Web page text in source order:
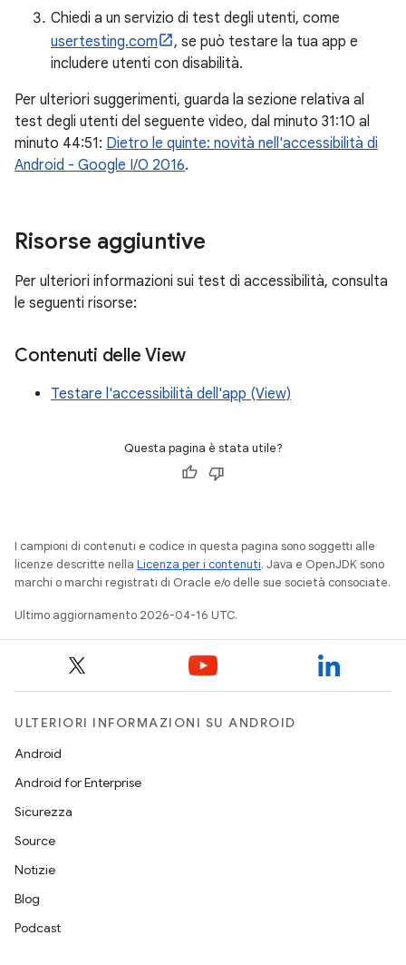
Chiedi a un servizio di test degli utenti, come
usertesting.com
, se può testare la tua app e
includere utenti con disabilità.
Per ulteriori suggerimenti, guarda la sezione relativa al
test degli utenti del seguente video, dal minuto 31:10 al
minuto 44:51: Dietro le quinte: novità nell'accessibilità di
Android - Google I/O 2016.
Risorse aggiuntive
Per ulteriori informazioni sui test di accessibilità, consulta
le seguenti risorse:
Contenuti delle View
Testare l'accessibilità dell'app (View)
Questa pagina è stata utile?
I campioni di contenuti e codice in questa pagina sono soggetti alle
licenze descritte nella Licenza per i contenuti. Java e OpenJDK sono
marchi o marchi registrati di Oracle e/o delle sue società consociate.
Ultimo aggiornamento 2026-04-16 UTC.
ULTERIORI INFORMAZIONI SU ANDROID
Android
Android for Enterprise
Sicurezza
Source
Notizie
Blog
Podcast